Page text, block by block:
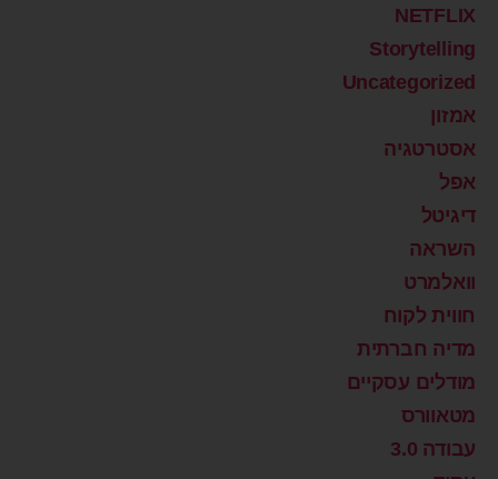
NETFLIX
Storytelling
Uncategorized
אמזון
אסטרטגיה
אפל
דיגיטל
השראה
וואלמרט
חווית לקוח
מדיה חברתית
מודלים עסקיים
מטאוורס
עבודה 3.0